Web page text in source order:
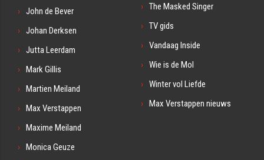
John de Bever
Johan Derksen
Jutta Leerdam
Mark Gillis
Martien Meiland
Max Verstappen
Maxime Meiland
Monica Geuze
The Masked Singer
TV gids
Vandaag Inside
Wie is de Mol
Winter vol Liefde
Max Verstappen nieuws